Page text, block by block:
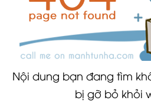
Nội dung bạn đang tìm
bị gỡ bỏ khỏi